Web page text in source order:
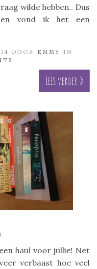
wilde hebben.. Dus
vond ik het een
DOOR EMMY
IN
Lees verder »
haul voor jullie! Net
verbaast hoe veel